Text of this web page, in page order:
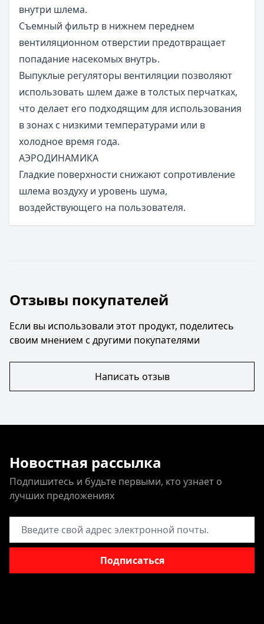
внутри шлема.
Съемный фильтр в нижнем переднем
вентиляционном отверстии предотвращает
попадание насекомых внутрь.
Выпуклые регуляторы вентиляции позволяют
использовать шлем даже в толстых перчатках,
что делает его подходящим для использования
в зонах с низкими температурами или в
холодное время года.
АЭРОДИНАМИКА
Гладкие поверхности снижают сопротивление
шлема воздуху и уровень шума,
воздействующего на пользователя.
Отзывы покупателей
Если вы использовали этот продукт, поделитесь
своим мнением с другими покупателями
Написать отзыв
Новостная рассылка
Подпишитесь и будьте первыми, кто узнает о
лучших предложениях
Адрес электронной почты
Подписаться